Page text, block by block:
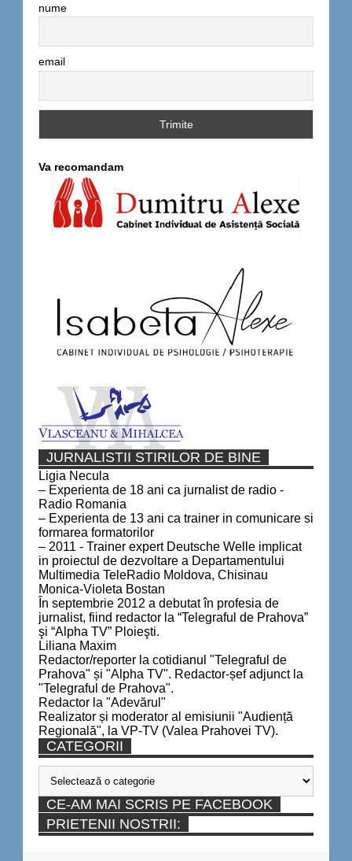
nume
email
Va recomandam
JURNALISTII STIRILOR DE BINE
Ligia Necula
– Experienta de 18 ani ca jurnalist de radio -
Radio Romania
– Experienta de 13 ani ca trainer in comunicare si
formarea formatorilor
– 2011 - Trainer expert Deutsche Welle implicat
in proiectul de dezvoltare a Departamentului
Multimedia TeleRadio Moldova, Chisinau
Monica-Violeta Bostan
În septembrie 2012 a debutat în profesia de
jurnalist, fiind redactor la “Telegraful de Prahova”
şi “Alpha TV” Ploieşti.
Liliana Maxim
Redactor/reporter la cotidianul "Telegraful de
Prahova" și "Alpha TV". Redactor-șef adjunct la
"Telegraful de Prahova".
Redactor la "Adevărul"
Realizator și moderator al emisiunii "Audiență
Regională", la VP-TV (Valea Prahovei TV).
CATEGORII
Categorii
CE-AM MAI SCRIS PE FACEBOOK
PRIETENII NOSTRII: